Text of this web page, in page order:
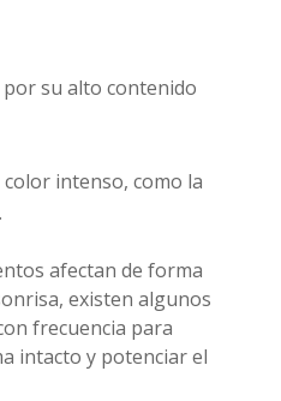
su alto contenido
intenso, como la
afectan de forma
existen algunos
frecuencia para
intacto y potenciar el